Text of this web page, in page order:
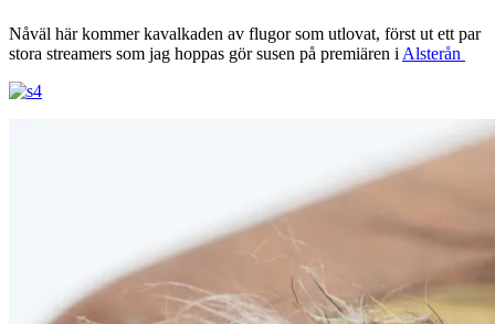
Nåväl här kommer kavalkaden av flugor som utlovat, först ut ett par
stora streamers som jag hoppas gör susen på premiären i Alsterån